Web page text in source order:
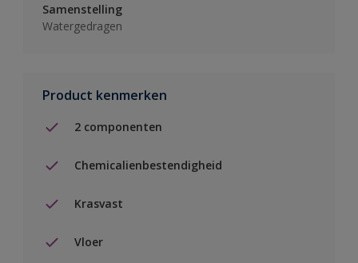
Samenstelling
Watergedragen
Product kenmerken
2 componenten
Chemicalienbestendigheid
Krasvast
Vloer